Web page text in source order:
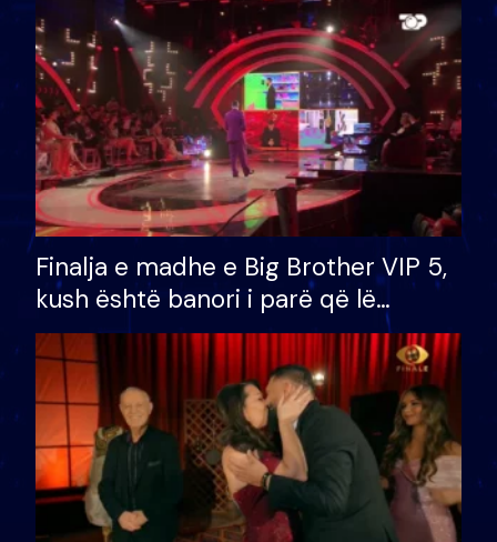
Finalja e madhe e Big Brother VIP 5,
kush është banori i parë që lë
shtëpinë dhe humb mundësinë për
të fituar çmimin e madh